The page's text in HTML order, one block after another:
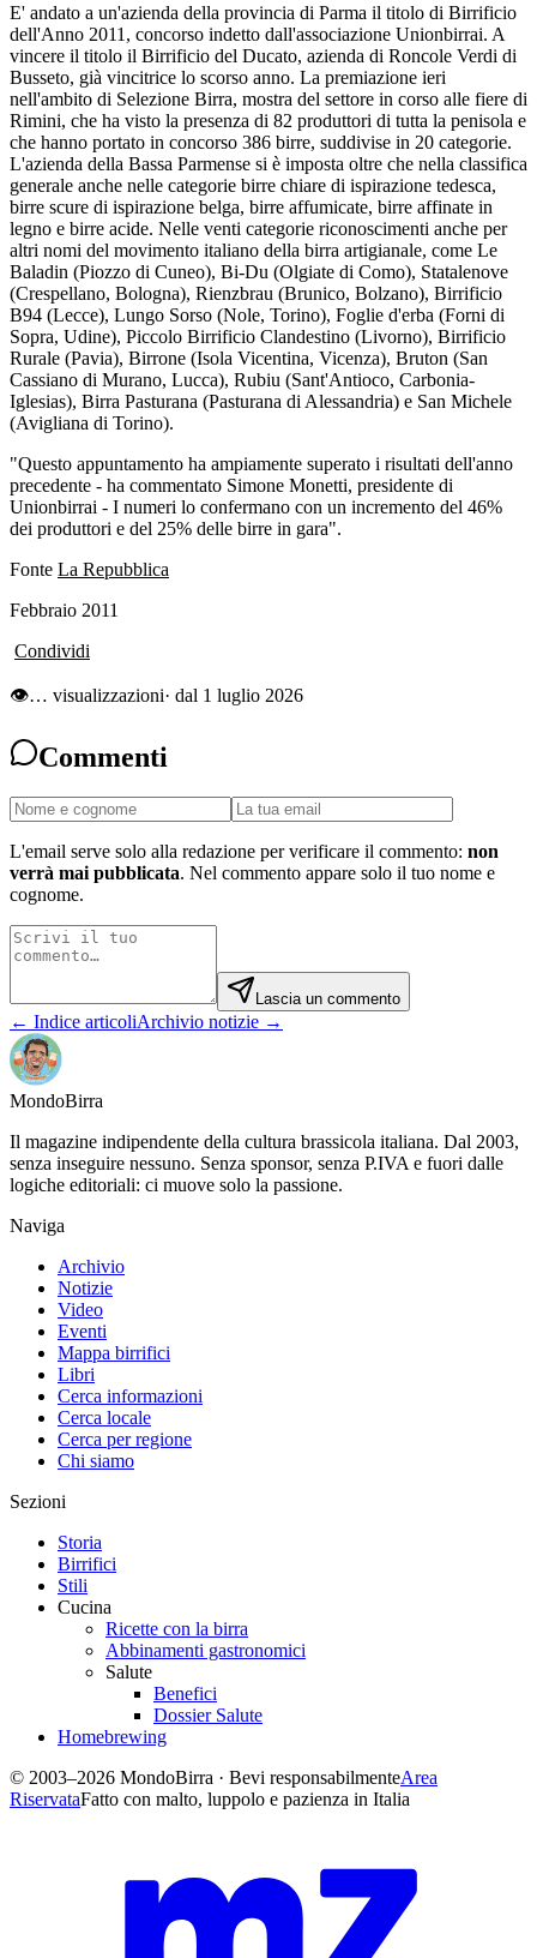
E' andato a un'azienda della provincia di Parma il titolo di Birrificio
dell'Anno 2011, concorso indetto dall'associazione Unionbirrai. A
vincere il titolo il Birrificio del Ducato, azienda di Roncole Verdi di
Busseto, già vincitrice lo scorso anno. La premiazione ieri
nell'ambito di Selezione Birra, mostra del settore in corso alle fiere di
Rimini, che ha visto la presenza di 82 produttori di tutta la penisola e
che hanno portato in concorso 386 birre, suddivise in 20 categorie.
L'azienda della Bassa Parmense si è imposta oltre che nella classifica
generale anche nelle categorie birre chiare di ispirazione tedesca,
birre scure di ispirazione belga, birre affumicate, birre affinate in
legno e birre acide. Nelle venti categorie riconoscimenti anche per
altri nomi del movimento italiano della birra artigianale, come Le
Baladin (Piozzo di Cuneo), Bi-Du (Olgiate di Como), Statalenove
(Crespellano, Bologna), Rienzbrau (Brunico, Bolzano), Birrificio
B94 (Lecce), Lungo Sorso (Nole, Torino), Foglie d'erba (Forni di
Sopra, Udine), Piccolo Birrificio Clandestino (Livorno), Birrificio
Rurale (Pavia), Birrone (Isola Vicentina, Vicenza), Bruton (San
Cassiano di Murano, Lucca), Rubiu (Sant'Antioco, Carbonia-
Iglesias), Birra Pasturana (Pasturana di Alessandria) e San Michele
(Avigliana di Torino).
"Questo appuntamento ha ampiamente superato i risultati dell'anno
precedente - ha commentato Simone Monetti, presidente di
Unionbirrai - I numeri lo confermano con un incremento del 46%
dei produttori e del 25% delle birre in gara".
Fonte La Repubblica
Febbraio 2011
Condividi
👁… visualizzazioni· dal 1 luglio 2026
Commenti
L'email serve solo alla redazione per verificare il commento: non
verrà mai pubblicata. Nel commento appare solo il tuo nome e
cognome.
Lascia un commento
← Indice articoliArchivio notizie →
MondoBirra
Il magazine indipendente della cultura brassicola italiana. Dal 2003,
senza inseguire nessuno. Senza sponsor, senza P.IVA e fuori dalle
logiche editoriali: ci muove solo la passione.
Naviga
Archivio
Notizie
Video
Eventi
Mappa birrifici
Libri
Cerca informazioni
Cerca locale
Cerca per regione
Chi siamo
Sezioni
Storia
Birrifici
Stili
Cucina
Ricette con la birra
Abbinamenti gastronomici
Salute
Benefici
Dossier Salute
Homebrewing
© 2003–2026 MondoBirra · Bevi responsabilmenteArea
RiservataFatto con malto, luppolo e pazienza in Italia